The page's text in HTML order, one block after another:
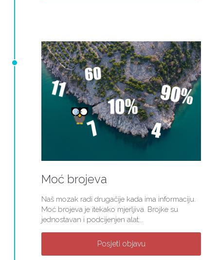
Moć brojeva
Naš mozak radi drugačije kada ima informaciju.
Moć brojeva je itekako mjerljiva. Brojke su
jednostavan i podcijenjen alat...
Posjeti objavu